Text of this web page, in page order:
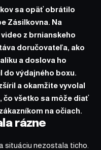
sa opäť obrátilo
Zásilkovna. Na
z brnianskeho
doručovateľa, ako
a doslova ho
do výdajného boxu.
a okamžite vyvolal
čo všetko sa môže diať
na očiach.
rázne
situáciu nezostala ticho.